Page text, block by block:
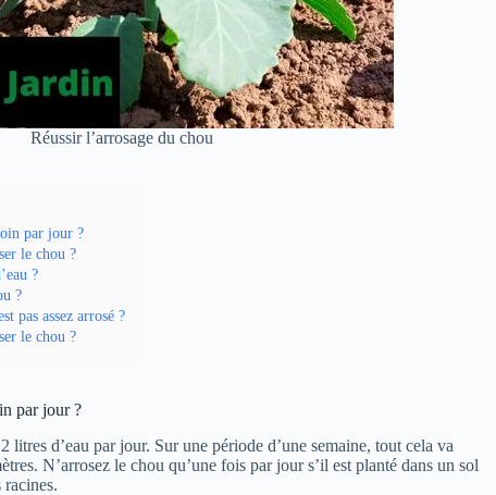
Réussir l’arrosage du chou
par jour ?
le chou ?
?
?
pas assez arrosé ?
le chou ?
par jour ?
litres d’eau par jour. Sur une période d’une semaine, tout cela va
N’arrosez le chou qu’une fois par jour s’il est planté dans un sol